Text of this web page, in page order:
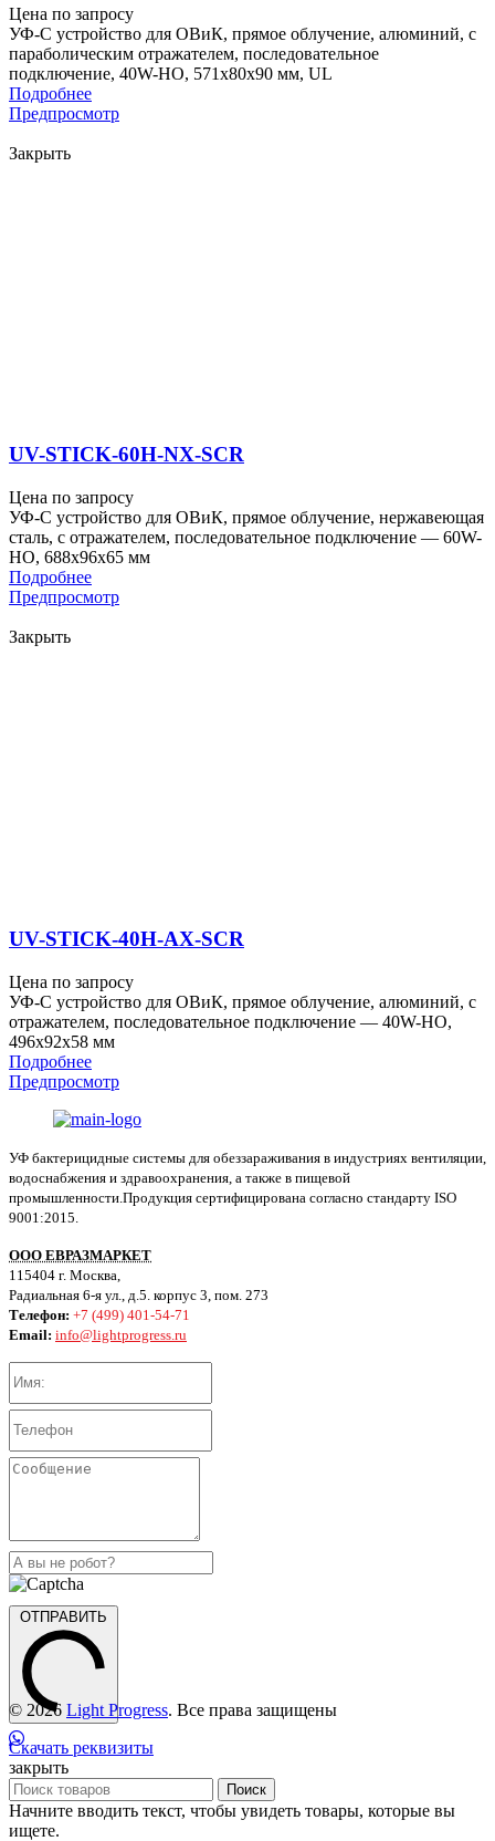
Цена по запросу
УФ-С устройство для ОВиК, прямое облучение, алюминий, с
параболическим отражателем, последовательное
подключение, 40W-HO, 571x80x90 мм, UL
Подробнее
Предпросмотр
Закрыть
UV-STICK-60H-NX-SCR
Цена по запросу
УФ-С устройство для ОВиК, прямое облучение, нержавеющая
сталь, с отражателем, последовательное подключение — 60W-
HO, 688x96x65 мм
Подробнее
Предпросмотр
Закрыть
UV-STICK-40H-AX-SCR
Цена по запросу
УФ-С устройство для ОВиК, прямое облучение, алюминий, с
отражателем, последовательное подключение — 40W-HO,
496x92x58 мм
Подробнее
Предпросмотр
УФ бактерицидные системы для обеззараживания в индустриях вентиляции,
водоснабжения и здравоохранения, а также в пищевой
промышленности.Продукция сертифицирована согласно стандарту ISO
9001:2015.
ООО ЕВРАЗМАРКЕТ
115404 г. Москва,
Радиальная 6-я ул., д.5. корпус 3, пом. 273
Телефон: +7 (499) 401-54-71
Email: info@lightprogress.ru
ОТПРАВИТЬ
© 2026 Light Progress. Все права защищены
Скачать реквизиты
закрыть
Поиск
Начните вводить текст, чтобы увидеть товары, которые вы
ищете.